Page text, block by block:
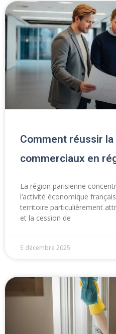
Comment réussir
commerciaux en
La région parisienne
l’activité économique
territoire particulièrement
et la cession de
5 décembre 2025